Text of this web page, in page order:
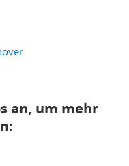
an, um mehr